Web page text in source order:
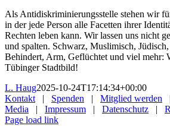
Als Antidiskriminierungsstelle stehen wir
in der jede Person alle Facetten ihrer
Rechten leben kann. Wir lassen uns nicht
und spalten. Schwarz, Muslimisch, Jüdisch,
Behindert, Arm, Geflüchtet und viel mehr:
Tübinger Stadtbild!
L. Haug2025-10-24T17:14:34+00:00
Kontakt| Spenden | Mitglied werden
Media | Impressum | Datenschutz |
Page load link